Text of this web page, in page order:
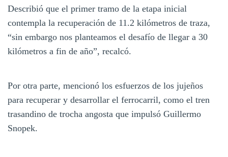
Describió que el primer tramo de la etapa inicial
contempla la recuperación de 11.2 kilómetros de traza,
“sin embargo nos planteamos el desafío de llegar a 30
kilómetros a fin de año”, recalcó.
Por otra parte, mencionó los esfuerzos de los jujeños
para recuperar y desarrollar el ferrocarril, como el tren
trasandino de trocha angosta que impulsó Guillermo
Snopek.